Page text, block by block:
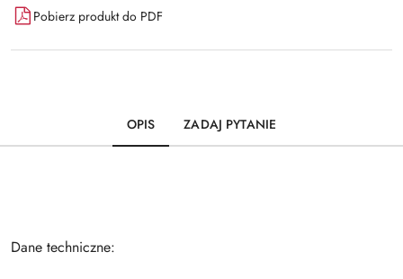
Pobierz produkt do PDF
OPIS ZADAJ PYTANIE
Dane techniczne: